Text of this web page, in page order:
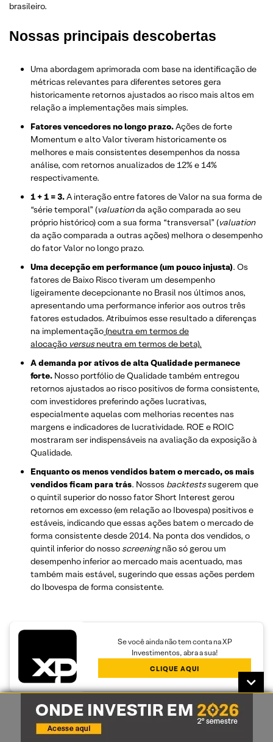
brasileiro.
Nossas principais descobertas
Uma abordagem aprimorada com base na identificação de
métricas relevantes para diferentes setores gera
historicamente retornos ajustados ao risco mais altos em
relação a implementações mais simples.
Fatores vencedores no longo prazo.Ações de forte
Momentum e alto Valor tiveram historicamente os
melhores e mais consistentes desempenhos da nossa
análise, com retornos anualizados de 12% e 14%
respectivamente.
1 + 1 = 3.A interação entre fatores de Valor na sua forma de
“série temporal” (valuationda ação comparada ao seu
próprio histórico) com a sua forma “transversal” (valuation
da ação comparada a outras ações) melhora o desempenho
do fator Valor no longo prazo.
Uma decepção em performance (um pouco injusta). Os
fatores de Baixo Risco tiveram um desempenho
ligeiramente decepcionante no Brasil nos últimos anos,
apresentando uma performance inferior aos outros três
fatores estudados. Atribuímos esse resultado a diferenças
na implementação(neutra em termos de
alocação versusneutra em termos de beta).
A demanda por ativos de alta Qualidade permanece
forte. Nosso portfólio de Qualidade também entregou
retornos ajustados ao risco positivos de forma consistente,
com investidores preferindo ações lucrativas,
especialmente aquelas com melhorias recentes nas
margens e indicadores de lucratividade. ROE e ROIC
mostraram ser indispensáveis na avaliação da exposição à
Qualidade.
Enquanto os menos vendidos batem o mercado, os mais
vendidos ficam para trás. Nossos backtestssugerem que
o quintil superior do nosso fator Short Interest gerou
retornos em excesso (em relação ao Ibovespa) positivos e
estáveis, indicando que essas ações batem o mercado de
forma consistente desde 2014. Na ponta dos vendidos, o
quintil inferior do nosso screeningnão só gerou um
desempenho inferior ao mercado mais acentuado, mas
também mais estável, sugerindo que essas ações perdem
do Ibovespa de forma consistente.
Se você ainda não tem conta na XP
Investimentos, abra a sua!
CLIQUE AQUI